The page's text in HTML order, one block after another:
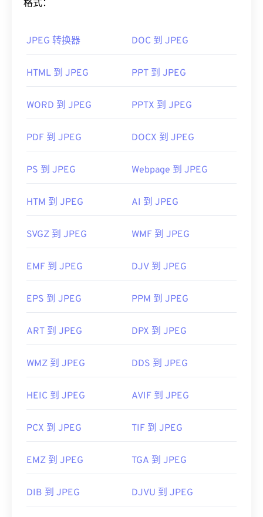
如果您需要更好的压缩效果，您可以将
几乎所有图像查看器程序和应用程序都能识别并打开
图像查看器、图像编辑器或网页浏览器中打开它。要
择“打开方式”。
Chrome）、Microsoft 应用程序（例如 Microsoft
Preview）上自动打开。
首次发布：1992年9月18日
https://www.lifewire.com/jpg-jpeg-file-4139913
格式：
JPEG 转换器 DOC 到 JPEG
HTML 到 JPEG PPT 到 JPEG
WORD 到 JPEG PPTX 到 JPEG
PDF 到 JPEG DOCX 到 JPEG
PS 到 JPEG Webpage 到 JPEG
HTM 到 JPEG AI 到 JPEG
SVGZ 到 JPEG WMF 到 JPEG
EMF 到 JPEG DJV 到 JPEG
EPS 到 JPEG PPM 到 JPEG
ART 到 JPEG DPX 到 JPEG
WMZ 到 JPEG DDS 到 JPEG
HEIC 到 JPEG AVIF 到 JPEG
PCX 到 JPEG TIF 到 JPEG
EMZ 到 JPEG TGA 到 JPEG
DIB 到 JPEG DJVU 到 JPEG